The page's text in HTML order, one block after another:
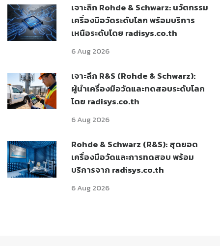
เจาะลึก Rohde & Schwarz: นวัตกรรม
เครื่องมือวัดระดับโลก พร้อมบริการ
เหนือระดับโดย radisys.co.th
6 Aug 2026
เจาะลึก R&S (Rohde & Schwarz):
ผู้นำเครื่องมือวัดและทดสอบระดับโลก
โดย radisys.co.th
6 Aug 2026
Rohde & Schwarz (R&S): สุดยอด
เครื่องมือวัดและการทดสอบ พร้อม
บริการจาก radisys.co.th
6 Aug 2026